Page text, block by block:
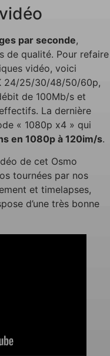
par seconde,
de qualité. Pour refaire
vidéo, voici
24/25/30/48/50/60p,
de 100Mb/s et
La dernière
« 1080p x4 » qui
en 1080p à 120im/s.
de cet Osmo
tournées par nos
et timelapses,
d’une très bonne